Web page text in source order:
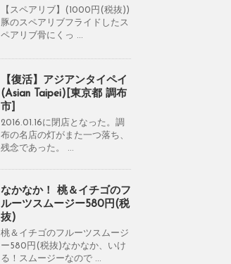
【スペアリブ】(1000円(税抜))
豚のスペアリブフライドしたス
ペアリブ骨にくっ ...
【復活】アジアンタイペイ
(Asian Taipei)[東京都 調布
市]
2016.01.16に閉店となった。調
布の名店の灯がまた一つ落ち、
残念であった。 ...
なかなか！ 桃＆イチゴのフ
ルーツスムージー580円(税
抜)
桃＆イチゴのフルーツスムージ
ー580円(税抜)なかなか、いけ
る！スムージーなので ...